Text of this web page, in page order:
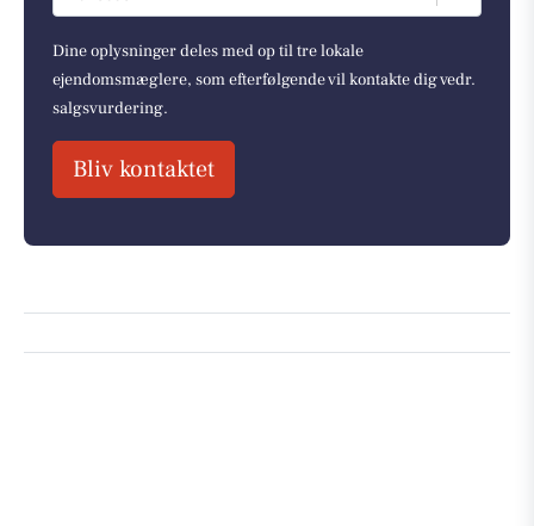
Dine oplysninger deles med op til tre lokale
ejendomsmæglere, som efterfølgende vil kontakte dig vedr.
salgsvurdering.
Bliv kontaktet